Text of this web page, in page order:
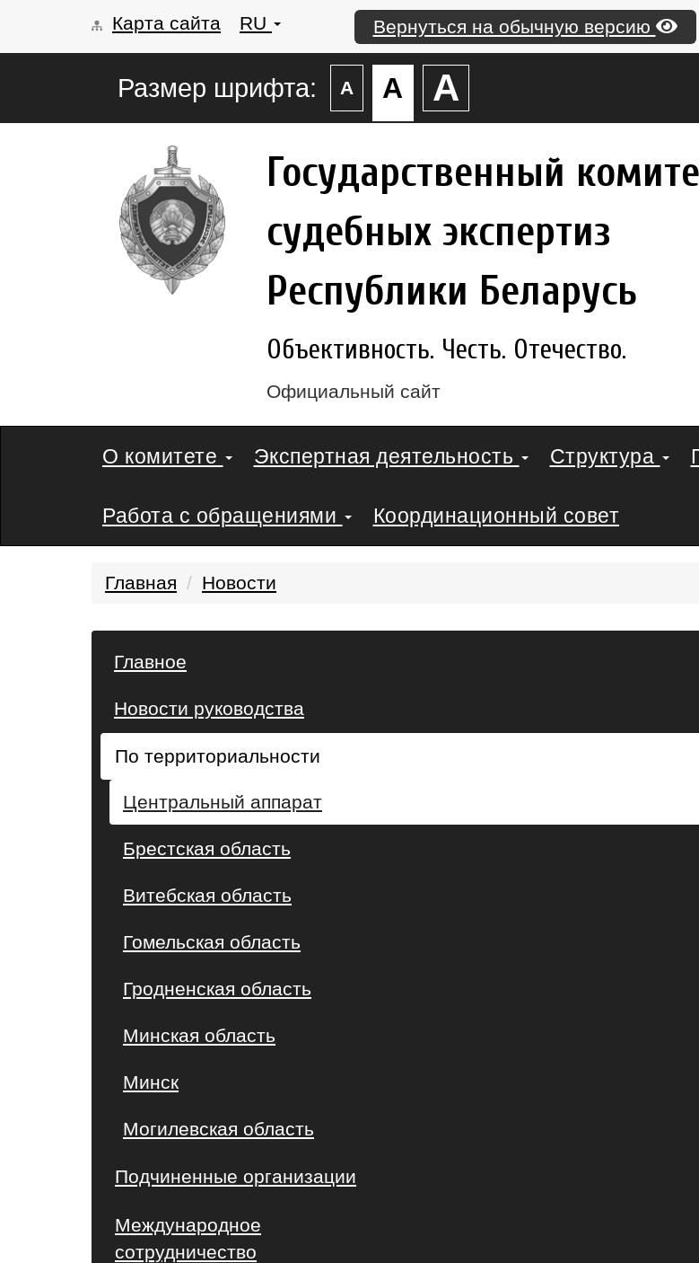
Карта сайта RU Вернуться на обычную версию
Размер шрифта: А А А
Государственный
судебных экспертиз
Республики Беларусь
Объективность. Честь. Отечество.
Официальный сайт
О комитете Экспертная деятельность Структура
Работа с обращениями Координационный совет
Главная Новости
Главное
Новости руководства
По территориальности
Центральный аппарат
Брестская область
Витебская область
Гомельская область
Гродненская область
Минская область
Минск
Могилевская область
Подчиненные организации
Международное
сотрудничество